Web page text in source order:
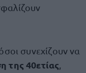
συνεχίζουν να
της 40ετίας